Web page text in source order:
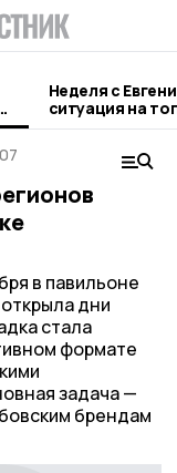
Неделя с
ситуация на
городе и
в павильоне
дни
стала
формате
задача —
брендам